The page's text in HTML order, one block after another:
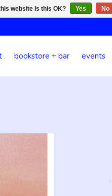
bookstore + bar events
website Is this OK? Yes No